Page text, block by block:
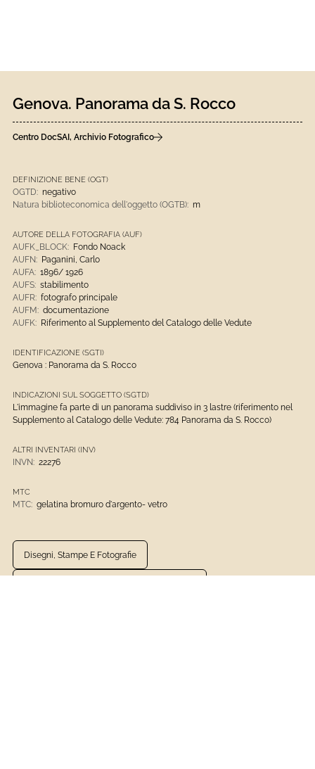
Genova. Panorama da S. Rocco
Centro DocSAI, Archivio Fotografico
DEFINIZIONE BENE (OGT)
OGTD: negativo
Natura biblioteconomica dell'oggetto (OGTB): m
AUTORE DELLA FOTOGRAFIA (AUF)
AUFK_BLOCK: Fondo Noack
AUFN: Paganini, Carlo
AUFA: 1896/ 1926
AUFS: stabilimento
AUFR: fotografo principale
AUFM: documentazione
AUFK: Riferimento al Supplemento del Catalogo delle Vedute
IDENTIFICAZIONE (SGTI)
Genova : Panorama da S. Rocco
INDICAZIONI SUL SOGGETTO (SGTD)
L'immagine fa parte di un panorama suddiviso in 3 lastre (riferimento nel
Supplemento al Catalogo delle Vedute: 784 Panorama da S. Rocco)
ALTRI INVENTARI (INV)
INVN: 22276
MTC
MTC: gelatina bromuro d'argento- vetro
Disegni, Stampe E Fotografie